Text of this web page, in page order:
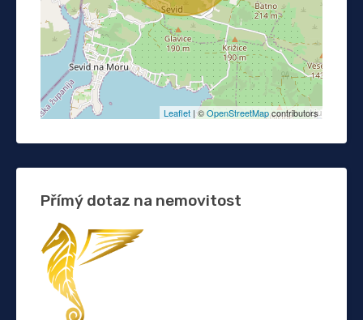
Leaflet | ©OpenStreetMapcontributors
Přímý dotaz na nemovitost